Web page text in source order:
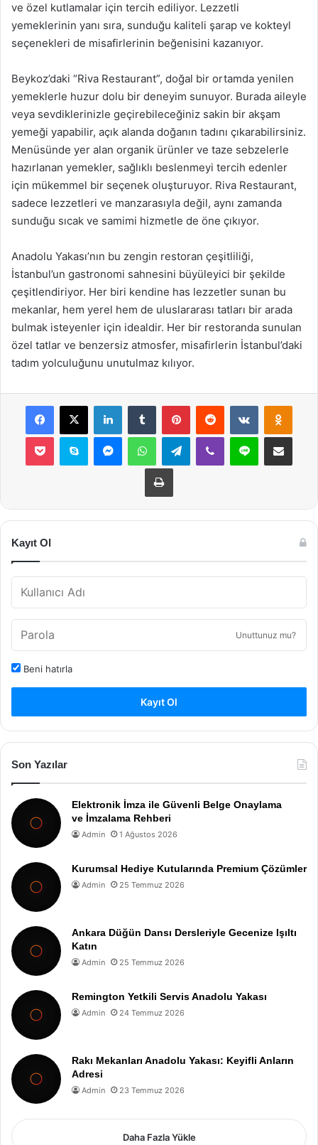
ve özel kutlamalar için tercih ediliyor. Lezzetli
yemeklerinin yanı sıra, sunduğu kaliteli şarap ve kokteyl
seçenekleri de misafirlerinin beğenisini kazanıyor.
Beykoz’daki “Riva Restaurant”, doğal bir ortamda yenilen
yemeklerle huzur dolu bir deneyim sunuyor. Burada aileyle
veya sevdiklerinizle geçirebileceğiniz sakin bir akşam
yemeği yapabilir, açık alanda doğanın tadını çıkarabilirsiniz.
Menüsünde yer alan organik ürünler ve taze sebzelerle
hazırlanan yemekler, sağlıklı beslenmeyi tercih edenler
için mükemmel bir seçenek oluşturuyor. Riva Restaurant,
sadece lezzetleri ve manzarasıyla değil, aynı zamanda
sunduğu sıcak ve samimi hizmetle de öne çıkıyor.
Anadolu Yakası’nın bu zengin restoran çeşitliliği,
İstanbul’un gastronomi sahnesini büyüleyici bir şekilde
çeşitlendiriyor. Her biri kendine has lezzetler sunan bu
mekanlar, hem yerel hem de uluslararası tatları bir arada
bulmak isteyenler için idealdir. Her bir restoranda sunulan
özel tatlar ve benzersiz atmosfer, misafirlerin İstanbul’daki
tadım yolculuğunu unutulmaz kılıyor.
Facebook
X LinkedInTumblr PinterestReddit VKontakte
Pocket Skype MessengerWhatsAppTelegramViber Line E-Posta ile
Yazdır
Kayıt Ol
Unuttunuz mu?
Beni hatırla
Kayıt Ol
Son Yazılar
Elektronik İmza ile Güvenli Belge Onaylama
ve İmzalama Rehberi
Admin 1 Ağustos 2026
Kurumsal Hediye Kutularında Premium Çözümler
Admin 25 Temmuz 2026
Ankara Düğün Dansı Dersleriyle Gecenize Işıltı
Katın
Admin 25 Temmuz 2026
Remington Yetkili Servis Anadolu Yakası
Admin 24 Temmuz 2026
Rakı Mekanları Anadolu Yakası: Keyifli Anların
Adresi
Admin 23 Temmuz 2026
Daha Fazla Yükle